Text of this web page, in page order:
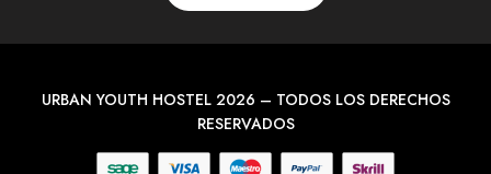
URBAN YOUTH HOSTEL 2026 – TODOS LOS DERECHOS
RESERVADOS